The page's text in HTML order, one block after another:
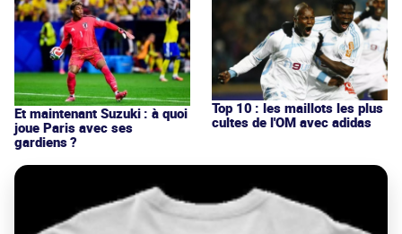
Et maintenant Suzuki : à quoi
joue Paris avec ses
gardiens ?
Top 10 : les maillots les plus
cultes de l'OM avec adidas